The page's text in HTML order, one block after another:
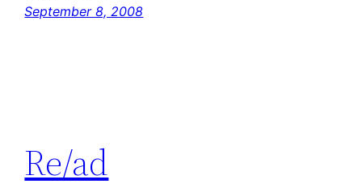
September 8, 2008
Re/ad